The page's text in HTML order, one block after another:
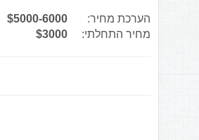
הערכת מחיר: $5000-6000
מחיר התחלתי:
$3000